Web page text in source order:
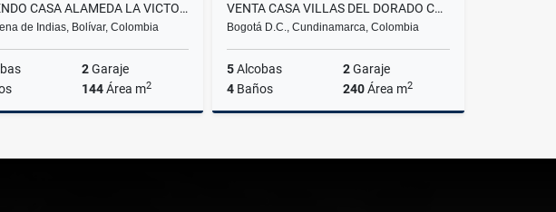
ARRIENDO CASA ALAMEDA LA VICTORIA
de Indias, Bolívar, Colombia
2Garaje
144Área m2
$2.900.000
VENTA CASA VILLAS DEL DORADO CON 2 PARQUEADEROS TERRAZA - ENGATIVA
Bogotá D.C., Cundinamarca, Colombia
5Alcobas 2Garaje
4 Baños 240Área m2
$600.000.000